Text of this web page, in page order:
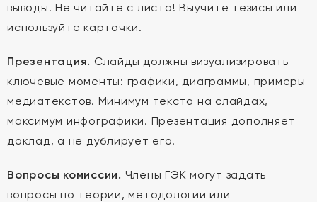
выводы. Не читайте с листа! Выучите тезисы или
используйте карточки.
Презентация. Слайды должны визуализировать
ключевые моменты: графики, диаграммы, примеры
медиатекстов. Минимум текста на слайдах,
максимум инфографики. Презентация дополняет
доклад, а не дублирует его.
Вопросы комиссии. Члены ГЭК могут задать
вопросы по теории, методологии или